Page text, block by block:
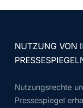
NUTZUNG VON
Nutzungsrechte
Pressespiegel